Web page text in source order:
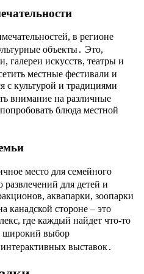
в регионе
объекты․ Это,
галереи искусств, театры и
местные фестивали и
с культурой и традициями
внимание на различные
блюда местной
место для семейного
развлечений для детей и
аквапарки, зоопарки
канадской стороне – это
где каждый найдет что-то
широкий выбор
выставок․